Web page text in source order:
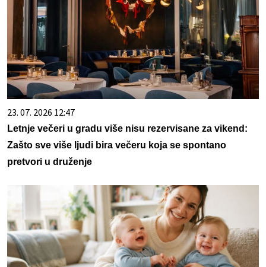
23. 07. 2026 12:47
Letnje večeri u gradu više nisu rezervisane za vikend:
Zašto sve više ljudi bira večeru koja se spontano
pretvori u druženje